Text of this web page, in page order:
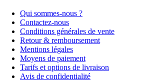
Qui sommes-nous ?
Contactez-nous
Conditions générales de vente
Retour & remboursement
Mentions légales
Moyens de paiement
Tarifs et options de livraison
Avis de confidentialité